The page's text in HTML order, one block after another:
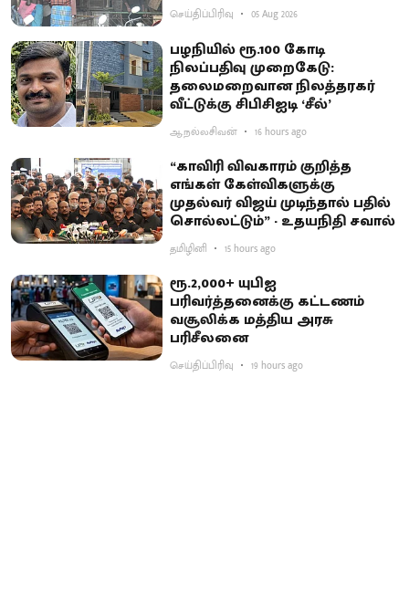
செய்திப்பிரிவு 05 Aug 2026
பழநியில் ரூ.100 கோடி
நிலப்பதிவு முறைகேடு:
தலைமறைவான நிலத்தரகர்
வீட்டுக்கு சிபிசிஐடி ‘சீல்’
ஆ.நல்லசிவன் 16 hours ago
“காவிரி விவகாரம் குறித்த
எங்கள் கேள்விகளுக்கு
முதல்வர் விஜய் முடிந்தால் பதில்
சொல்லட்டும்” - உதயநிதி சவால்
தமிழினி 15 hours ago
ரூ.2,000+ யுபிஐ
பரிவர்த்தனைக்கு கட்டணம்
வசூலிக்க மத்திய அரசு
பரிசீலனை
செய்திப்பிரிவு 19 hours ago